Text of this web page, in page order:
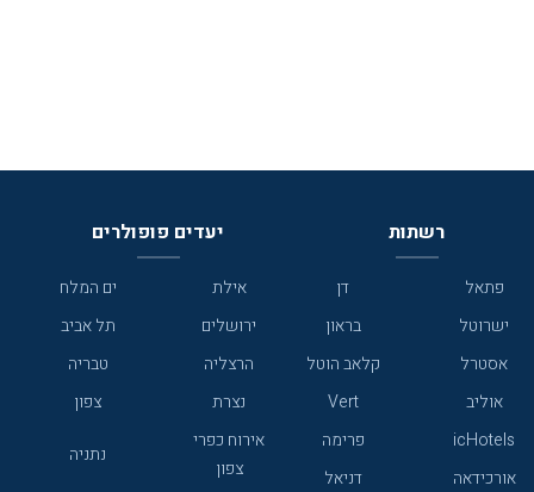
רשתות
פתאל
דן
ישרוטל
בראון
אסטרל
קלאב הוטל
אוליב
Vert
icHotels
פרימה
אורכידאה
דניאל
יעדים פופולרים
אילת
ים המלח
ירושלים
תל אביב
הרצליה
טבריה
נצרת
צפון
אירוח כפרי
צפון
נתניה